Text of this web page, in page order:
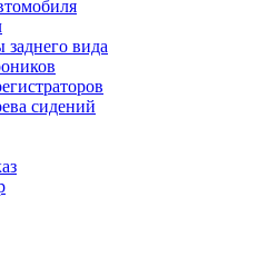
заднего вида
сидений